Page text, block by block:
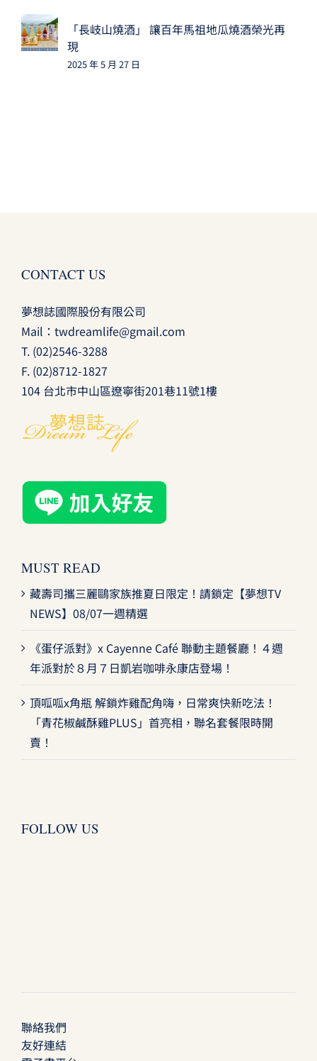
「長岐山燒酒」 讓百年馬祖地瓜燒酒榮光再
現
2025 年 5 月 27 日
CONTACT US
夢想誌國際股份有限公司
Mail： twdreamlife@gmail.com
T. (02)2546-3288
F. (02)8712-1827
104 台北市中山區遼寧街201巷11號1樓
MUST READ
藏壽司攜三麗鷗家族推夏日限定！請鎖定【夢想TV
NEWS】08/07一週精選
《蛋仔派對》x Cayenne Café 聯動主題餐廳！４週
年派對於８月７日凱岩咖啡永康店登場！
頂呱呱x角瓶 解鎖炸雞配角嗨，日常爽快新吃法！
「青花椒鹹酥雞PLUS」首亮相，聯名套餐限時開
賣！
FOLLOW US
聯絡我們
友好連結